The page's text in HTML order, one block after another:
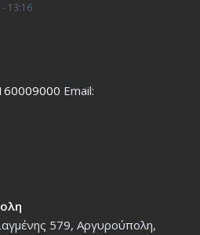
13:16
Εmail:
579, Αργυρούπολη,